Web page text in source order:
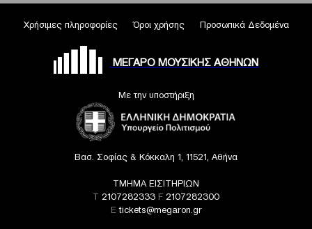
Χρήσιμες πληροφορίες Όροι χρήσης Προσωπικά Δεδομένα
ΜΕΓΑΡΟ ΜΟΥΣΙΚΗΣ ΑΘΗΝΩΝ
Με την υποστήριξη
Βασ. Σοφίας & Κόκκαλη 1, 11521, Αθήνα
ΤΜΗΜΑ ΕΙΣΙΤΗΡΙΩΝ
T 2107282333 F 2107282300
Etickets@megaron.gr